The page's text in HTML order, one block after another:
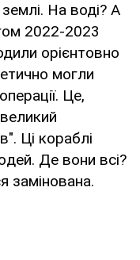
На воді? А
2022-2023
орієнтовно
могли
Це,
Ці кораблі
Де вони всі?
замінована.